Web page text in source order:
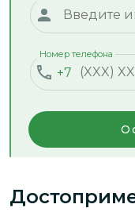
+7
Номер телефона